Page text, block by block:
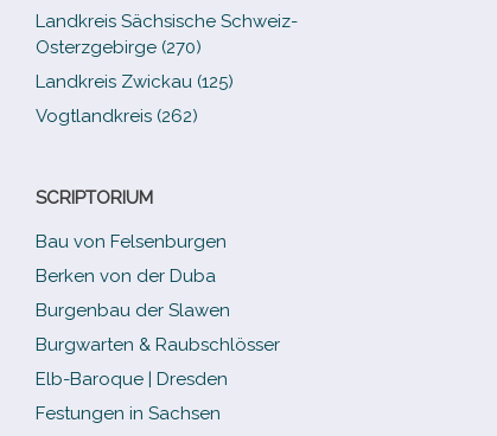
Landkreis Sächsische Schweiz-​
Osterzgebirge (270)
Landkreis Zwickau (125)
Vogtlandkreis (262)
SCRIPTORIUM
Bau von Felsenburgen
Berken von der Duba
Burgenbau der Slawen
Burgwarten & Raubschlösser
Elb-​Baroque | Dresden
Festungen in Sachsen